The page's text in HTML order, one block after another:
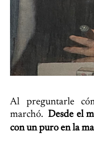
Al preguntarle
marchó. Desde el
con un puro en la